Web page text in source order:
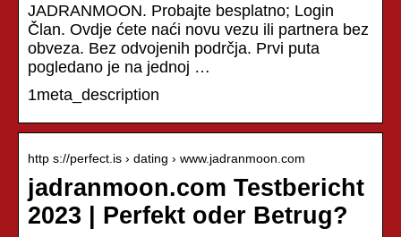
JADRANMOON. Probajte besplatno; Login
Član. Ovdje ćete naći novu vezu ili partnera bez
obveza. Bez odvojenih podrčja. Prvi puta
pogledano je na jednoj …
1meta_description
http s://perfect.is › dating › www.jadranmoon.com
jadranmoon.com Testbericht
2023 | Perfekt oder Betrug?